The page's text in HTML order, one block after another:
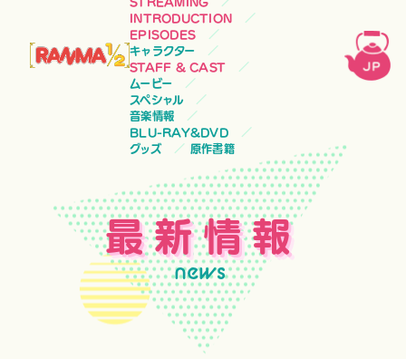
INTRODUCTION
EPISODES
キャラクター
STAFF & CAST
ムービー
スペシャル
音楽情報
BLU-RAY&DVD
グッズ
原作書籍
最新情報
news